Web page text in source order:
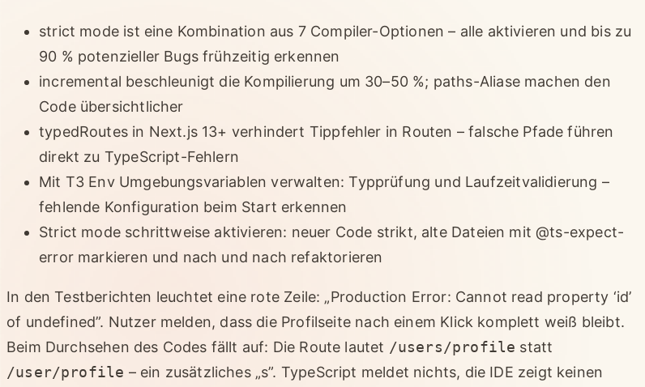
strict mode ist eine Kombination aus 7 Compiler-Optionen – alle aktivieren und bis zu
90 % potenzieller Bugs frühzeitig erkennen
incremental beschleunigt die Kompilierung um 30–50 %; paths-Aliase machen den
Code übersichtlicher
typedRoutes in Next.js 13+ verhindert Tippfehler in Routen – falsche Pfade führen
direkt zu TypeScript-Fehlern
Mit T3 Env Umgebungsvariablen verwalten: Typprüfung und Laufzeitvalidierung –
fehlende Konfiguration beim Start erkennen
Strict mode schrittweise aktivieren: neuer Code strikt, alte Dateien mit @ts-expect-
error markieren und nach und nach refaktorieren
In den Testberichten leuchtet eine rote Zeile: „Production Error: Cannot read property ‘id’
of undefined”. Nutzer melden, dass die Profilseite nach einem Klick komplett weiß bleibt.
Beim Durchsehen des Codes fällt auf: Die Route lautet /users/profile statt
/user/profile – ein zusätzliches „s”. TypeScript meldet nichts, die IDE zeigt keinen